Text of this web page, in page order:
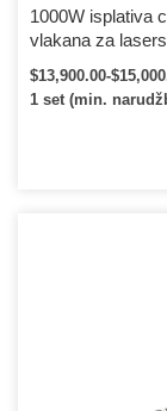
1000W isplativa
vlakana za
ugljičnog čelika
$13,900.00-
1 set (min.